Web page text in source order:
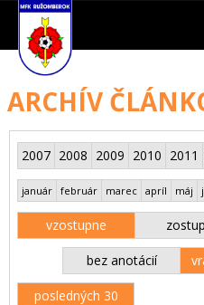
ARCHÍV
2007 2008 2009 2010 2011
január február marec apríl máj
vzostupne
bez anotácií
posledných 30